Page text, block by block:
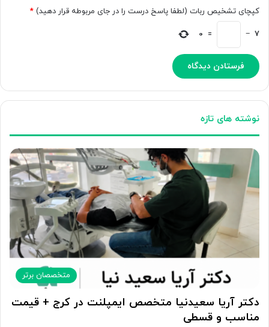
کپچای تشخیص ربات (لطفا پاسخ درست را در جای مربوطه قرار دهید) *
7
−
=
0
نوشته های تازه
متخصصان برتر
دکتر آریا سعیدنیا متخصص ایمپلنت در کرج + قیمت
مناسب و قسطی